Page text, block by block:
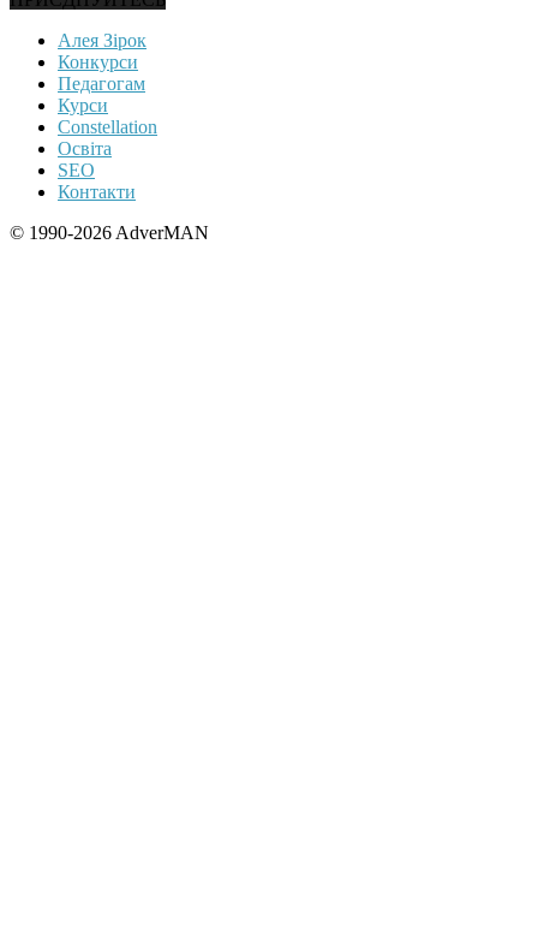
Алея Зірок
Конкурси
Педагогам
Курси
Constellation
Освіта
SEO
Контакти
© 1990-2026 AdverMAN